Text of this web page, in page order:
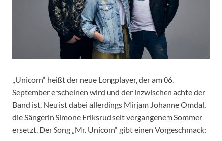
„Unicorn“ heißt der neue Longplayer, der am 06.
September erscheinen wird und der inzwischen achte der
Band ist. Neu ist dabei allerdings Mirjam Johanne Omdal,
die Sängerin Simone Eriksrud seit vergangenem Sommer
ersetzt. Der Song „Mr. Unicorn“ gibt einen Vorgeschmack: